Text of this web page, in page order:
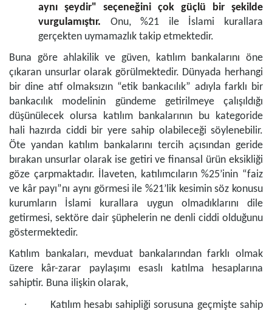
aynı şeydir" seçeneğini çok güçlü bir şekilde
vurgulamıştır.
Onu, %21 ile İslami kurallara
gerçekten uymamazlık takip etmektedir.
Buna göre ahlakilik ve güven, katılım bankalarını öne
çıkaran unsurlar olarak görülmektedir. Dünyada herhangi
bir dine atıf olmaksızın “etik bankacılık” adıyla farklı bir
bankacılık modelinin gündeme getirilmeye çalışıldığı
düşünülecek olursa katılım bankalarının bu kategoride
hali hazırda ciddi bir yere sahip olabileceği söylenebilir.
Öte yandan katılım bankalarını tercih açısından geride
bırakan unsurlar olarak ise getiri ve finansal ürün eksikliği
göze çarpmaktadır. İlaveten, katılımcıların %25’inin “faiz
ve kâr payı”nı aynı görmesi ile %21’lik kesimin söz konusu
kurumların İslami kurallara uygun olmadıklarını dile
getirmesi, sektöre dair şüphelerin ne denli ciddi olduğunu
göstermektedir.
Katılım bankaları, mevduat bankalarından farklı olmak
üzere kâr-zarar paylaşımı esaslı katılma hesaplarına
sahiptir. Buna ilişkin olarak,
·
Katılım hesabı sahipliği sorusuna geçmişte sahip